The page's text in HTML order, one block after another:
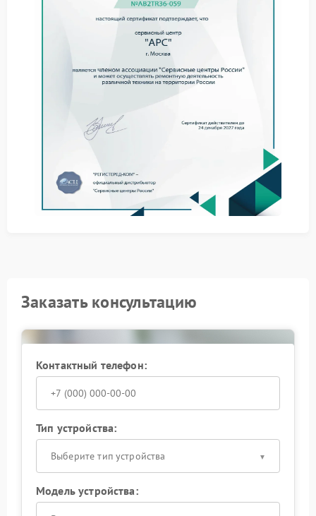
электронных компонентов.
Что можно сделать до
обращения к мастеру
конденсаторов фильтра. Не стоит подключать ИБП
APC к удлинителям сомнительного качества и
перегружать линию большим количеством техники.
отключить устройство от сети;
не использовать ИБП при запахе гари;
не вскрывать корпус без опыта работы с
электроникой.
Куда обратиться при
неисправности
Когда требуется сервисный центр APC, важно
выбирать специалистов с опытом работы именно с
ИБП данного бренда. Компания FIX-APC проводит
поврежденных цепей с использованием
совместимых комплектующих. После выполненных
работ устройство стабильно функционирует и не
создает помех в сети.
Заказать консультацию
Контактный телефон:
Тип устройства:
Выберите тип устройства
Модель устройства: